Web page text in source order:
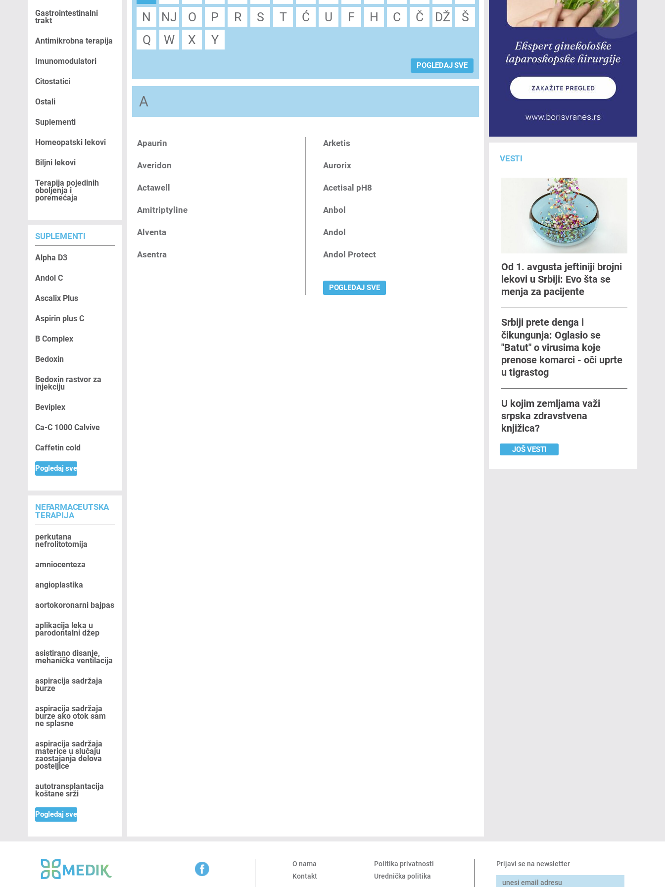
Gastrointestinalni
trakt
Antimikrobna terapija
Imunomodulatori
Citostatici
Ostali
Suplementi
Homeopatski lekovi
Biljni lekovi
Terapija pojedinih
oboljenja i
poremećaja
SUPLEMENTI
Alpha D3
Andol C
Ascalix Plus
Aspirin plus C
B Complex
Bedoxin
Bedoxin rastvor za
injekciju
Beviplex
Ca-C 1000 Calvive
Caffetin cold
Pogledaj sve
NEFARMACEUTSKA
TERAPIJA
perkutana
nefrolitotomija
amniocenteza
angioplastika
aortokoronarni bajpas
aplikacija leka u
parodontalni džep
asistirano disanje,
mehanička ventilacija
aspiracija sadržaja
burze
aspiracija sadržaja
burze ako otok sam
ne splasne
aspiracija sadržaja
materice u slučaju
zaostajanja delova
posteljice
autotransplantacija
koštane srži
Pogledaj sve
N
NJ O P R S T Ć U F H C Č DŽ
Š
Q
W X Y
POGLEDAJ SVE
A
Apaurin
Averidon
Actawell
Amitriptyline
Alventa
Asentra
Arketis
Aurorix
Acetisal pH8
Anbol
Andol
Andol Protect
POGLEDAJ SVE
VESTI
Od 1. avgusta jeftiniji brojni
lekovi u Srbiji: Evo šta se
menja za pacijente
Srbiji prete denga i
čikungunja: Oglasio se
"Batut" o virusima koje
prenose komarci - oči uprte
u tigrastog
U kojim zemljama važi
srpska zdravstvena
knjižica?
JOŠ VESTI
O nama
Kontakt
Politika privatnosti
Urednička politika
Prijavi se na newsletter